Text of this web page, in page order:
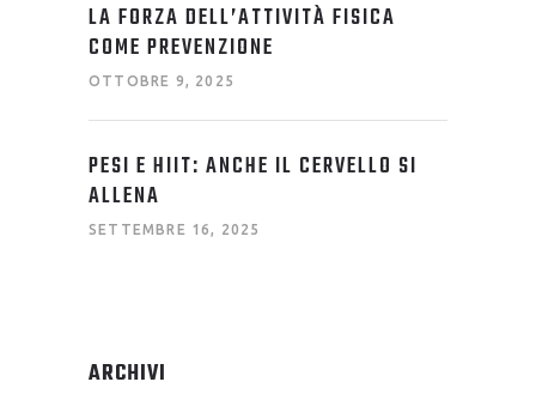
LA FORZA DELL’ATTIVITÀ FISICA
COME PREVENZIONE
OTTOBRE 9, 2025
PESI E HIIT: ANCHE IL CERVELLO SI
ALLENA
SETTEMBRE 16, 2025
ARCHIVI